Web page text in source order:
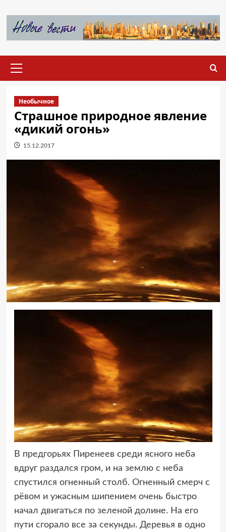
содержимому
меню
Необычное
Страшное природное явление
«дикий огонь»
15.12.2017
В предгорьях Пиренеев среди ясного неба
вдруг раздался гром, и на землю с неба
спустился огненный столб. Огненный смерч с
рёвом и ужасным шипением очень быстро
начал двигаться по зеленой долине. На его
пути сгорало все за секунды. Деревья в одно